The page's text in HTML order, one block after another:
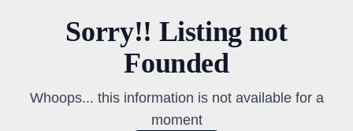
Sorry!! Listing not
Founded
Whoops... this information is not available for a
moment